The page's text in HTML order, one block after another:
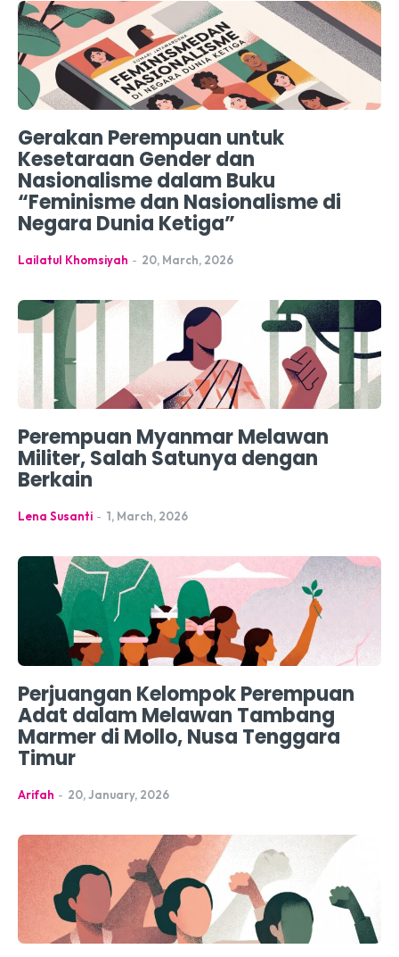
Gerakan Perempuan untuk
Kesetaraan Gender dan
Nasionalisme dalam Buku
“Feminisme dan Nasionalisme di
Negara Dunia Ketiga”
Lailatul Khomsiyah - 20, March, 2026
Perempuan Myanmar Melawan
Militer, Salah Satunya dengan
Berkain
Lena Susanti - 1, March, 2026
Perjuangan Kelompok Perempuan
Adat dalam Melawan Tambang
Marmer di Mollo, Nusa Tenggara
Timur
Arifah - 20, January, 2026